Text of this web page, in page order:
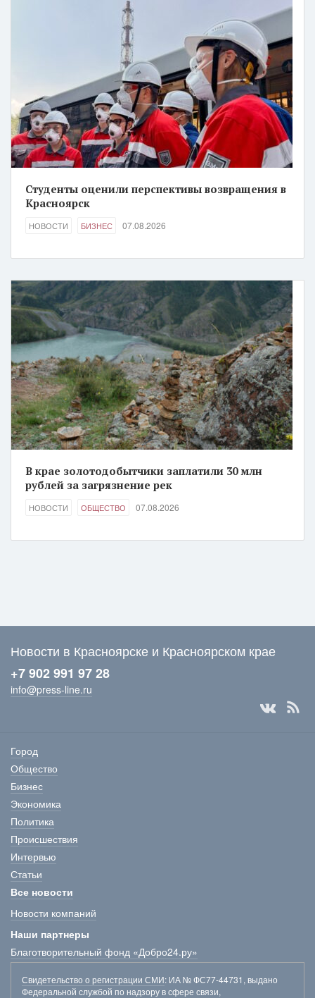
Студенты оценили перспективы возвращения в
Красноярск
НОВОСТИ БИЗНЕС 07.08.2026
В крае золотодобытчики заплатили 30 млн
рублей за загрязнение рек
НОВОСТИ ОБЩЕСТВО 07.08.2026
Новости в Красноярске и Красноярском крае
+7 902 991 97 28
info@press-line.ru
Город
Общество
Бизнес
Экономика
Политика
Происшествия
Интервью
Статьи
Все новости
Новости компаний
Наши партнеры
Благотворительный фонд «Добро24.ру»
Свидетельство о регистрации СМИ: ИА № ФС77-44731, выдано
Федеральной службой по надзору в сфере связи,